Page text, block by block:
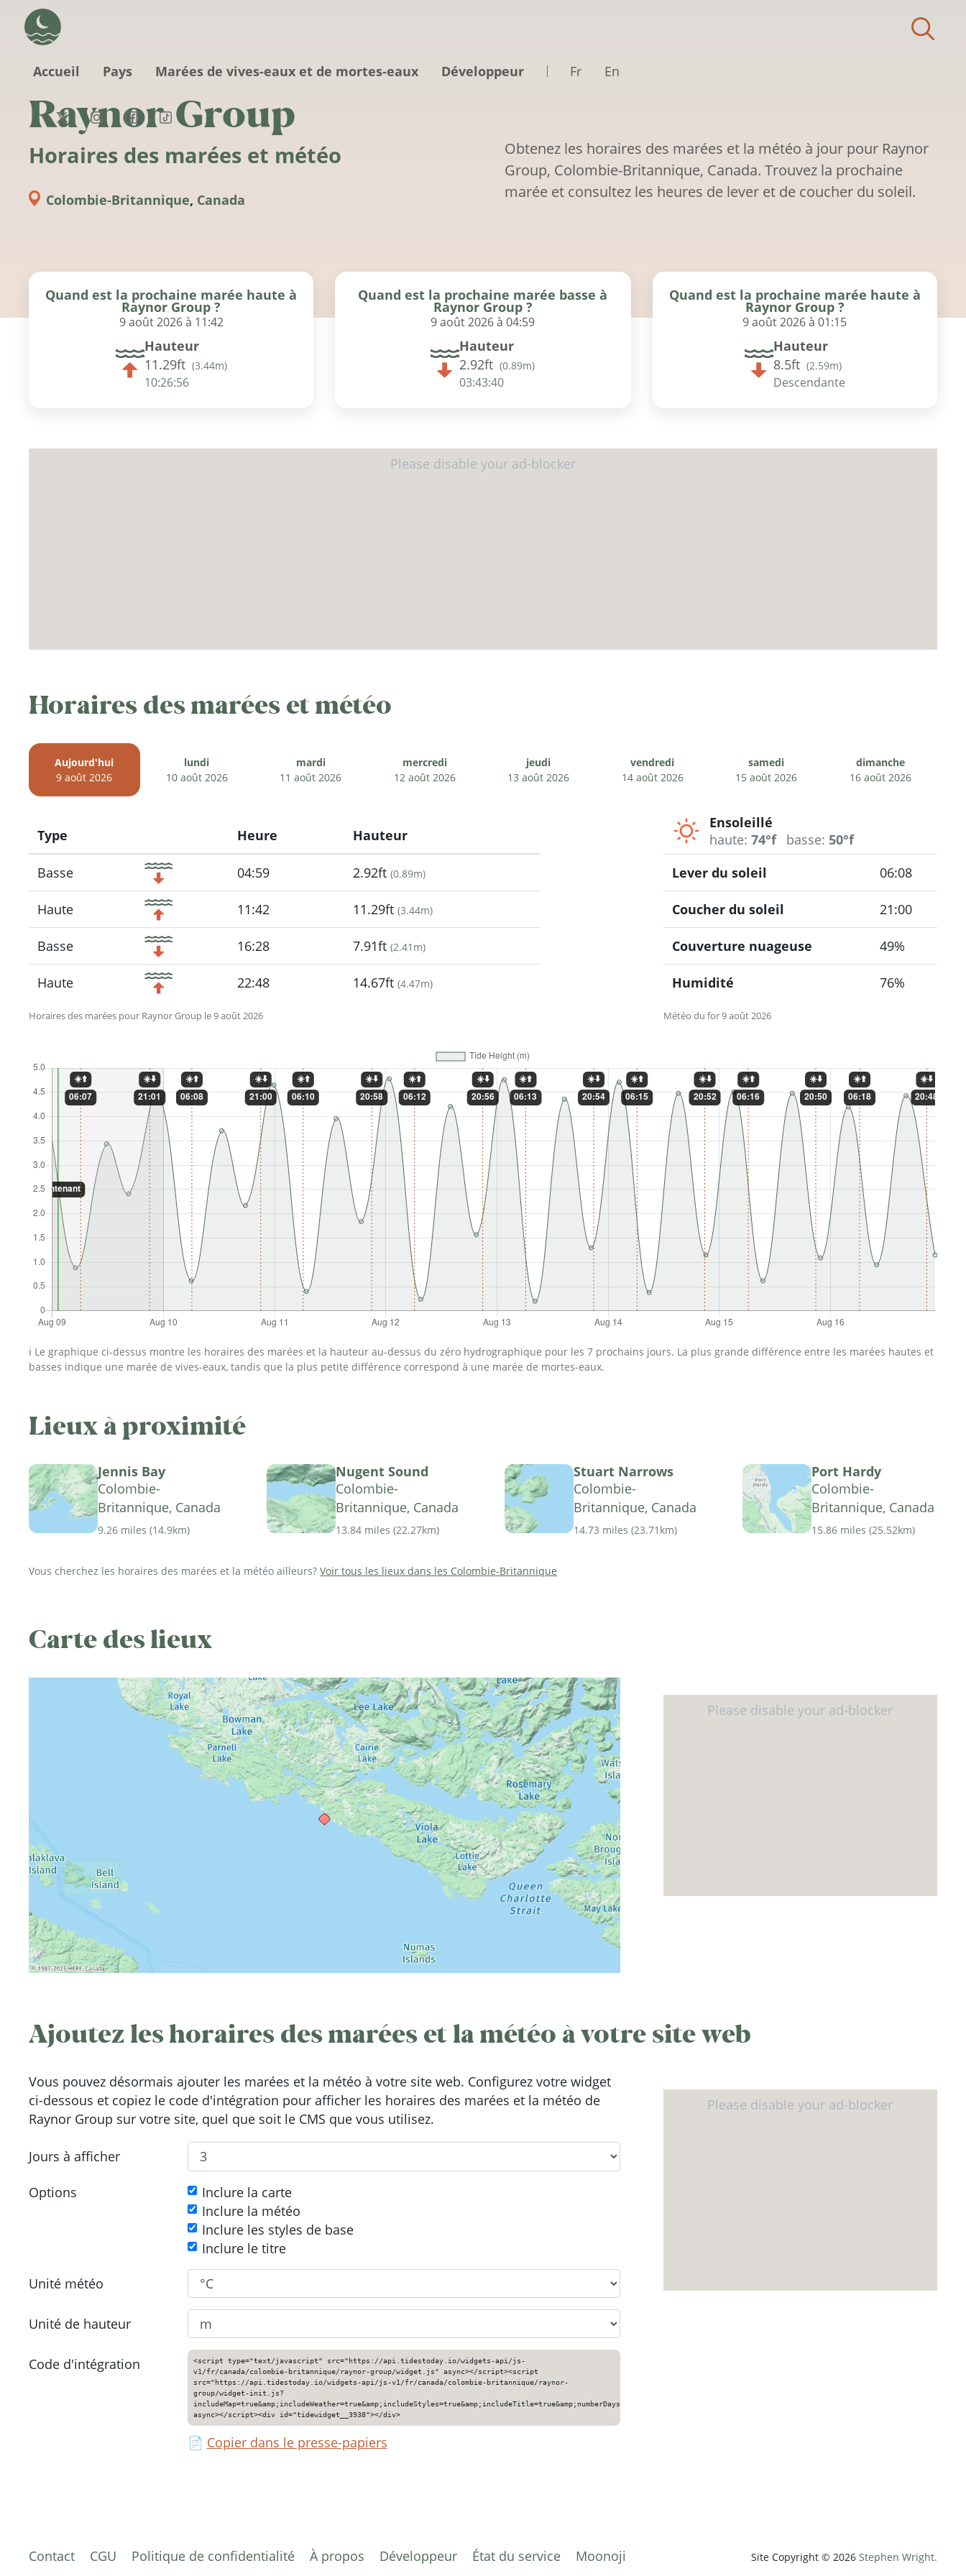
Accueil
Pays Marées de vives-eaux et de mortes-eaux Développeur Fr En
Raynor Group
Horaires des marées et météo
Colombie-Britannique, Canada
Obtenez les horaires des marées et la météo à jour pour Raynor
Group, Colombie-Britannique, Canada. Trouvez la prochaine
marée et consultez les heures de lever et de coucher du soleil.
Quand est la prochaine marée haute à
Raynor Group ?
9 août 2026 à 11:42
Hauteur
11.29ft (3.44m)
10:26:55
Quand est la prochaine marée basse à
Raynor Group ?
9 août 2026 à 04:59
Hauteur
2.92ft (0.89m)
03:43:39
Quand est la prochaine marée haute à
Raynor Group ?
9 août 2026 à 01:15
Hauteur
8.5ft (2.59m)
Descendante
Horaires des marées et météo
Aujourd'hui
9 août 2026
lundi
10 août 2026
mardi
11 août 2026
mercredi
12 août 2026
jeudi
13 août 2026
vendredi
14 août 2026
samedi
15 août 2026
dimanche
16 août 2026
Horaires des marées pour Raynor Group le 9 août 2026
Type
Icon
Heure Hauteur
Basse 04:59 2.92ft (0.89m)
Haute 11:42 11.29ft (3.44m)
Basse 16:28 7.91ft (2.41m)
Haute 22:48 14.67ft (4.47m)
Ensoleillé
haute: 74°f basse: 50°f
Météo du for 9 août 2026
Lever du soleil 06:08
Coucher du soleil 21:00
Couverture nuageuse 49%
Humidité 76%
ℹ️ Le graphique ci-dessus montre les horaires des marées et la hauteur au-dessus du zéro hydrographique pour les 7 prochains jours. La plus grande différence entre les marées hautes et
basses indique une marée de vives-eaux, tandis que la plus petite différence correspond à une marée de mortes-eaux.
Lieux à proximité
Jennis Bay
Colombie-
Britannique, Canada
9.26 miles (14.9km)
Nugent Sound
Colombie-
Britannique, Canada
13.84 miles (22.27km)
Stuart Narrows
Colombie-
Britannique, Canada
14.73 miles (23.71km)
Port Hardy
Colombie-
Britannique, Canada
15.86 miles (25.52km)
Vous cherchez les horaires des marées et la météo ailleurs? Voir tous les lieux dans les Colombie-Britannique
Carte des lieux
Ajoutez les horaires des marées et la météo à votre site web
Vous pouvez désormais ajouter les marées et la météo à votre site web. Configurez votre widget
ci-dessous et copiez le code d'intégration pour afficher les horaires des marées et la météo de
Raynor Group sur votre site, quel que soit le CMS que vous utilisez.
Jours à afficher
Options
Inclure la carte
Inclure la météo
Inclure les styles de base
Inclure le titre
Unité météo
Unité de hauteur
Code d'intégration
<script type="text/javascript" src="https://api.tidestoday.io/widgets-api/js-
v1/fr/canada/colombie-britannique/raynor-group/widget.js" async></script><script
src="https://api.tidestoday.io/widgets-api/js-v1/fr/canada/colombie-britannique/raynor-
group/widget-init.js?
includeMap=true&amp;includeWeather=true&amp;includeStyles=true&amp;includeTitle=true&amp;numberDays=3&amp;weatherUnit=c&amp;heightUnit=m"
async></script><div id="tidewidget__3938"></div>
📄 Copier dans le presse-papiers
Contact CGU Politique de confidentialité À propos Développeur État du service Moonoji Site Copyright © 2026 Stephen Wright.